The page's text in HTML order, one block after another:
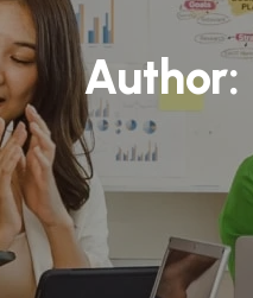
Author: